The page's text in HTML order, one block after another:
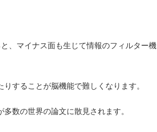
、マイナス面も生じて情報のフィルター機
することが脳機能で難しくなります。
数の世界の論文に散見されます。